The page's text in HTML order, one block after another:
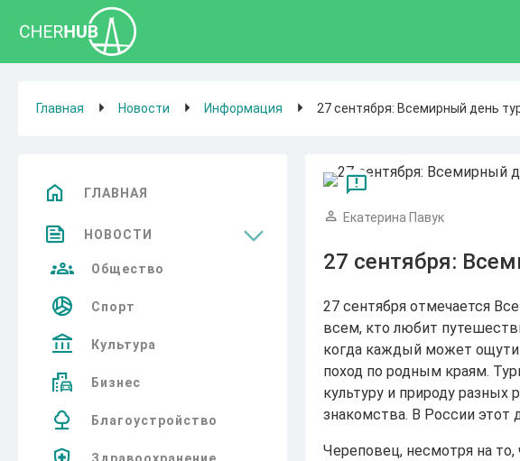
Главная Новости Информация 27 сентября: Всемирный день
ГЛАВНАЯ
НОВОСТИ
Общество
Спорт
Культура
Бизнес
Благоустройство
Екатерина Павук
27 сентября:
27 сентября отмечается
всем, кто любит
когда каждый может
поход по родным краям.
культуру и природу разных
знакомства. В России этот
Череповец, несмотря на